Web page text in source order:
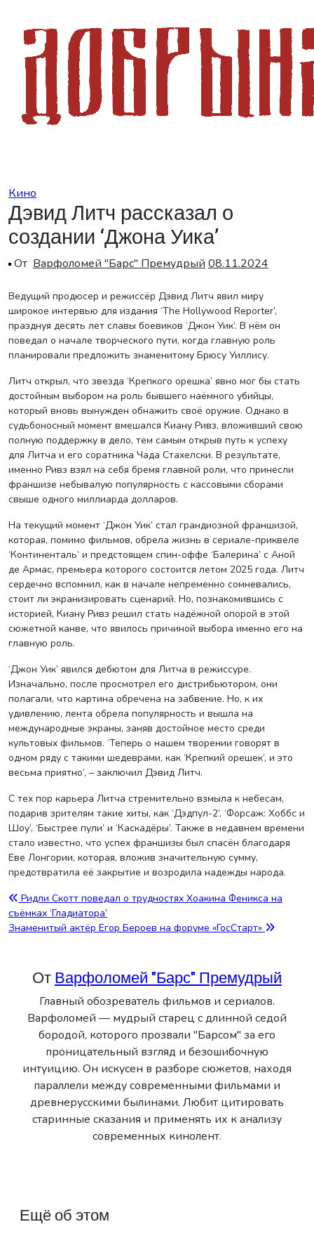
содержанию
Кино
Дэвид Литч рассказал о
создании ‘Джона Уика’
От Варфоломей "Барс" Премудрый 08.11.2024
Ведущий продюсер и режиссёр Дэвид Литч явил миру
широкое интервью для издания ‘The Hollywood Reporter’,
празднуя десять лет славы боевиков ‘Джон Уик’. В нём он
поведал о начале творческого пути, когда главную роль
планировали предложить знаменитому Брюсу Уиллису.
Литч открыл, что звезда ‘Крепкого орешка’ явно мог бы стать
достойным выбором на роль бывшего наёмного убийцы,
который вновь вынужден обнажить своё оружие. Однако в
судьбоносный момент вмешался Киану Ривз, вложивший свою
полную поддержку в дело, тем самым открыв путь к успеху
для Литча и его соратника Чада Стахелски. В результате,
именно Ривз взял на себя бремя главной роли, что принесли
франшизе небывалую популярность с кассовыми сборами
свыше одного миллиарда долларов.
На текущий момент ‘Джон Уик’ стал грандиозной франшизой,
которая, помимо фильмов, обрела жизнь в сериале-приквеле
‘Континенталь’ и предстоящем спин-оффе ‘Балерина’ с Аной
де Армас, премьера которого состоится летом 2025 года. Литч
сердечно вспомнил, как в начале непременно сомневались,
стоит ли экранизировать сценарий. Но, познакомившись с
историей, Киану Ривз решил стать надёжной опорой в этой
сюжетной канве, что явилось причиной выбора именно его на
главную роль.
‘Джон Уик’ явился дебютом для Литча в режиссуре.
Изначально, после просмотрел его дистрибьютором, они
полагали, что картина обречена на забвение. Но, к их
удивлению, лента обрела популярность и вышла на
международные экраны, заняв достойное место среди
культовых фильмов. ‘Теперь о нашем творении говорят в
одном ряду с такими шедеврами, как ‘Крепкий орешек’, и это
весьма приятно’, – заключил Дэвид Литч.
С тех пор карьера Литча стремительно взмыла к небесам,
подарив зрителям такие хиты, как ‘Дэдпул-2’, ‘Форсаж: Хоббс и
Шоу’, ‘Быстрее пули’ и ‘Каскадёры’. Также в недавнем времени
стало известно, что успех франшизы был спасён благодаря
Еве Лонгории, которая, вложив значительную сумму,
предотвратила её закрытие и возродила надежды народа.
Навигация
по
Ридли Скотт поведал о трудностях Хоакина Феникса на
съёмках ‘Гладиатора’
Знаменитый актёр Егор Бероев на форуме «ГосСтарт»
ОтВарфоломей "Барс" Премудрый
Главный обозреватель фильмов и сериалов.
Варфоломей — мудрый старец с длинной седой
бородой, которого прозвали "Барсом" за его
проницательный взгляд и безошибочную
интуицию. Он искусен в разборе сюжетов, находя
параллели между современными фильмами и
древнерусскими былинами. Любит цитировать
старинные сказания и применять их к анализу
современных кинолент.
Ещё об этом